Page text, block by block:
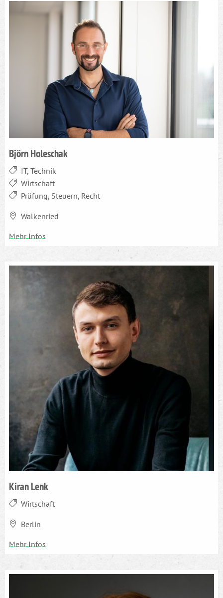
Björn Holeschak
IT, Technik
Wirtschaft
Prüfung, Steuern, Recht
Walkenried
Mehr Infos
Kiran Lenk
Wirtschaft
Berlin
Mehr Infos